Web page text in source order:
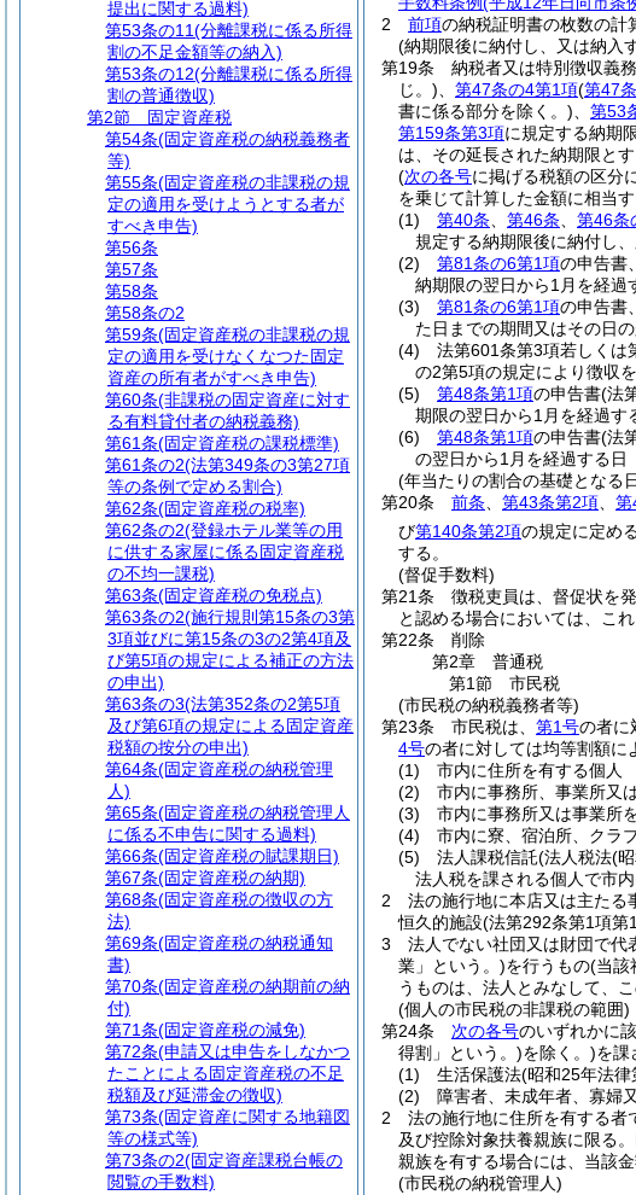
2
前項の納税証明書の枚数の計
(納期限後に納付し、又は納入
第19条
納税者又は特別徴収義務
じ。)
第47条の4第1項(第47
書に係る部分を除く。)
第53
第159条第3項に規定する納期
は、その延長された納期限と
(次の各号に掲げる税額の区分
を乗じて計算した金額に相当
(1)
第40条 第46条 第46条
規定する納期限後に納付し
(2)
第81条の6第1項の申告書、
納期限の翌日から1月を経過
(3)
第81条の6第1項の申告書、
た日までの期間又はその日
(4)
法第601条第3項若しくは
の2第5項の規定により徴収
(5)
第48条第1項の申告書(法
期限の翌日から1月を経過す
(6)
第48条第1項の申告書(法
の翌日から1月を経過する日
(年当たりの割合の基礎となる
第20条
前条 第43条第2項 第
び第140条第2項の規定に定め
する。
(督促手数料)
第21条
徴税吏員は、督促状を
と認める場合においては、これ
第22条
削除
第2章
普通税
第1節
市民税
(市民税の納税義務者等)
第23条
市民税は、 第1号の者に
4号の者に対しては均等割額に
(1)
市内に住所を有する個人
(2)
市内に事務所、事業所又
(3)
市内に事務所又は事業所
(4)
市内に寮、宿泊所、クラ
(5)
法人課税信託(法人税法(
法人税を課される個人で市
2
法の施行地に本店又は主たる
恒久的施設(法第292条第1項第
3
法人でない社団又は財団で代
業」という。)を行うもの(当該
うものは、法人とみなして、
(個人の市民税の非課税の範囲)
第24条
次の各号のいずれかに
得割」という。)を除く。)を課
(1)
生活保護法(昭和25年法律
(2)
障害者、未成年者、寡婦
2
法の施行地に住所を有する者
及び控除対象扶養親族に限る
親族を有する場合には、当該
(市民税の納税管理人)
提出に関する過料)
第53条の11(分離課税に係る所得
割の不足金額等の納入)
第53条の12(分離課税に係る所得
割の普通徴収)
第2節
固定資産税
第54条(固定資産税の納税義務者
等)
第55条(固定資産税の非課税の規
定の適用を受けようとする者が
すべき申告)
第56条
第57条
第58条
第58条の2
第59条(固定資産税の非課税の規
定の適用を受けなくなつた固定
資産の所有者がすべき申告)
第60条(非課税の固定資産に対す
る有料貸付者の納税義務)
第61条(固定資産税の課税標準)
第61条の2(法第349条の3第27項
等の条例で定める割合)
第62条(固定資産税の税率)
第62条の2(登録ホテル業等の用
に供する家屋に係る固定資産税
の不均一課税)
第63条(固定資産税の免税点)
第63条の2(施行規則第15条の3第
3項並びに第15条の3の2第4項及
び第5項の規定による補正の方法
の申出)
第63条の3(法第352条の2第5項
及び第6項の規定による固定資産
税額の按分の申出)
第64条(固定資産税の納税管理
人)
第65条(固定資産税の納税管理人
に係る不申告に関する過料)
第66条(固定資産税の賦課期日)
第67条(固定資産税の納期)
第68条(固定資産税の徴収の方
法)
第69条(固定資産税の納税通知
書)
第70条(固定資産税の納期前の納
付)
第71条(固定資産税の減免)
第72条(申請又は申告をしなかつ
たことによる固定資産税の不足
税額及び延滞金の徴収)
第73条(固定資産に関する地籍図
等の様式等)
第73条の2(固定資産課税台帳の
閲覧の手数料)